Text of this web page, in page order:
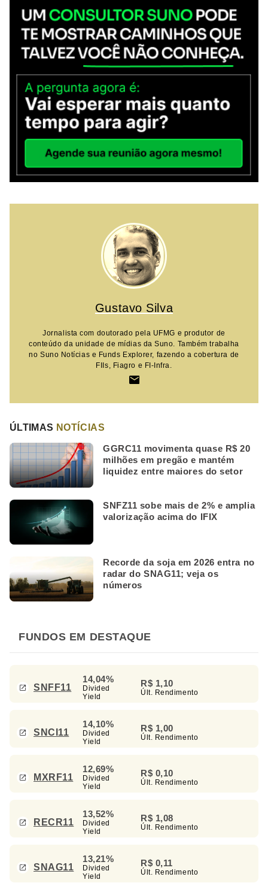
Gustavo Silva
Jornalista com doutorado pela UFMG e produtor de
conteúdo da unidade de mídias da Suno. Também trabalha
no Suno Notícias e Funds Explorer, fazendo a cobertura de
FIIs, Fiagro e FI-Infra.
ÚLTIMAS NOTÍCIAS
GGRC11 movimenta quase R$ 20
milhões em pregão e mantém
liquidez entre maiores do setor
SNFZ11 sobe mais de 2% e amplia
valorização acima do IFIX
Recorde da soja em 2026 entra no
radar do SNAG11; veja os
números
FUNDOS EM DESTAQUE
SNFF11
14,04%
Divided
Yield
R$ 1,10
Últ. Rendimento
SNCI11
14,10%
Divided
Yield
R$ 1,00
Últ. Rendimento
MXRF11
12,69%
Divided
Yield
R$ 0,10
Últ. Rendimento
RECR11
13,52%
Divided
Yield
R$ 1,08
Últ. Rendimento
SNAG11
13,21%
Divided
Yield
R$ 0,11
Últ. Rendimento